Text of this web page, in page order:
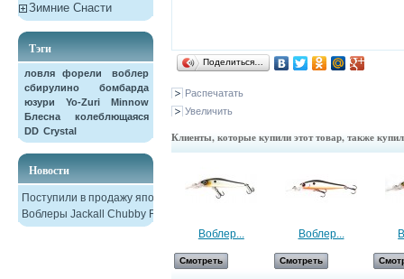
Зимние Снасти
Тэги
ловля форели
воблер
сбирулино
бомбарда
юзури
Yo-Zuri
Minnow
Блесна колеблющаяся
DD Crystal
Новости
Поступили в продажу японские
Воблеры Jackall Chubby F38
Поделиться…
Распечатать
Увеличить
Клиенты, которые купили этот товар, также
Воблер...
Смотреть
Воблер...
Смотреть